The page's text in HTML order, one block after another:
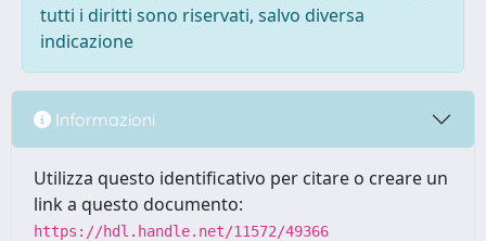
tutti i diritti sono riservati, salvo diversa
indicazione
Informazioni
Utilizza questo identificativo per citare o creare un
link a questo documento:
https://hdl.handle.net/11572/49366